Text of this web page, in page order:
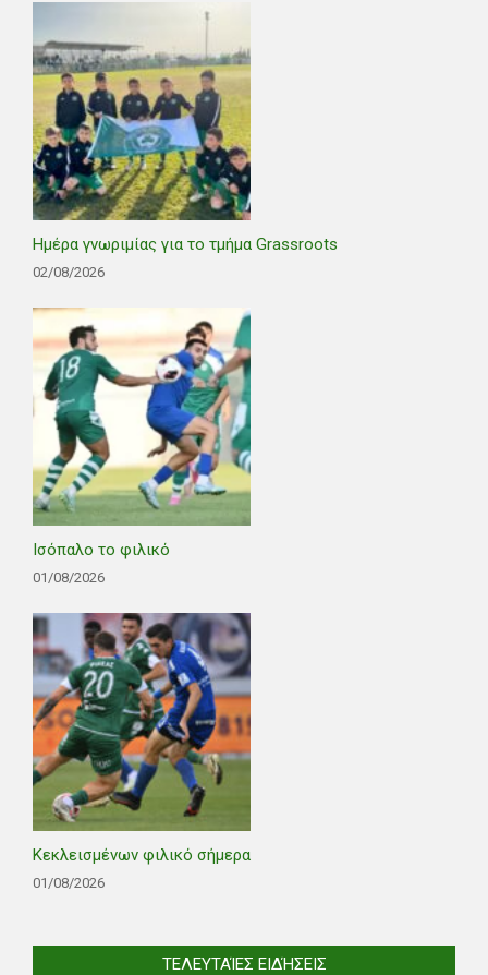
Ημέρα γνωριμίας για το τμήμα Grassroots
02/08/2026
Ισόπαλο το φιλικό
01/08/2026
Κεκλεισμένων φιλικό σήμερα
01/08/2026
ΤΕΛΕΥΤΑΊΕΣ ΕΙΔΉΣΕΙΣ